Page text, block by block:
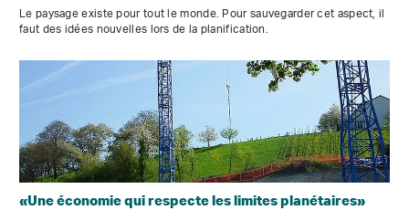
Le paysage existe pour tout le monde. Pour sauvegarder cet aspect, il
faut des idées nouvelles lors de la planification.
«Une économie qui respecte les limites planétaires»